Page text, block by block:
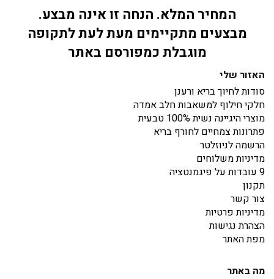
המחיר המלא. הנחה זו אינה מבצע.
מבצעים מתקיימים מעת לעת לתקופה
מוגבלת כמפורסם באתר
האזור שלי
סודות לחיוך בריא ורענן
חלקי חילוף למשאבות חלב אמדה
מוצרי היגיינה נשית 100% טבעית
פתרונות צמחיים לחורף בריא
הרשמה לניוזלטר
מדיניות משלוחים
9 עובדות על פיגמנטציה
תקנון
צור קשר
מדיניות פרטיות
הצהרת נגישות
מפת האתר
מה באתר